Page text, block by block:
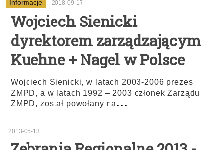
Informacje 2018-09-17
Wojciech Sienicki
dyrektorem zarządzającym
Kuehne + Nagel w Polsce
Wojciech Sienicki, w latach 2003-2006 prezes
ZMPD, a w latach 1992 – 2003 członek Zarządu
ZMPD, został powołany na...
2013-05-13